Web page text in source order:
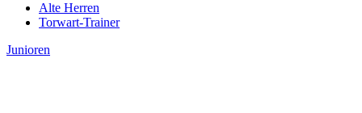
Alte Herren
Torwart-Trainer
Junioren